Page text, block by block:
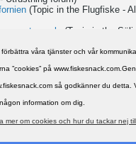
våra tjänster och vår
”cookies” på
så godkänner du detta.
information om dig.
mer om cookies och hur du tackar nej
(Topic in the Flugfiske -
extraspole
(Topic in the